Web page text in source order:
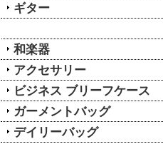
ギター
和楽器
アクセサリー
ビジネス ブリーフケース
ガーメントバッグ
デイリーバッグ